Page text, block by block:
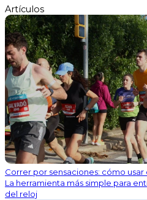
Artículos
Correr por sensaciones: cómo
La herramienta más simple para
del reloj